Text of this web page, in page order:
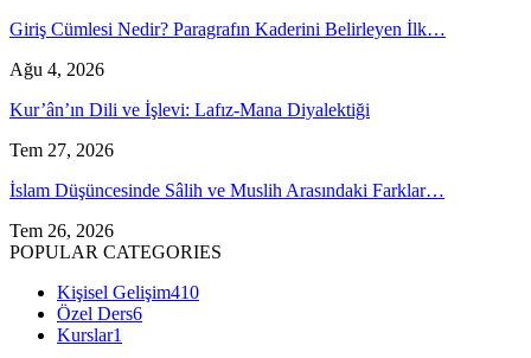
Giriş Cümlesi Nedir? Paragrafın Kaderini Belirleyen İlk…
Ağu 4, 2026
Kur’ân’ın Dili ve İşlevi: Lafız-Mana Diyalektiği
Tem 27, 2026
İslam Düşüncesinde Sâlih ve Muslih Arasındaki Farklar…
Tem 26, 2026
POPULAR CATEGORIES
Kişisel Gelişim410
Özel Ders6
Kurslar1